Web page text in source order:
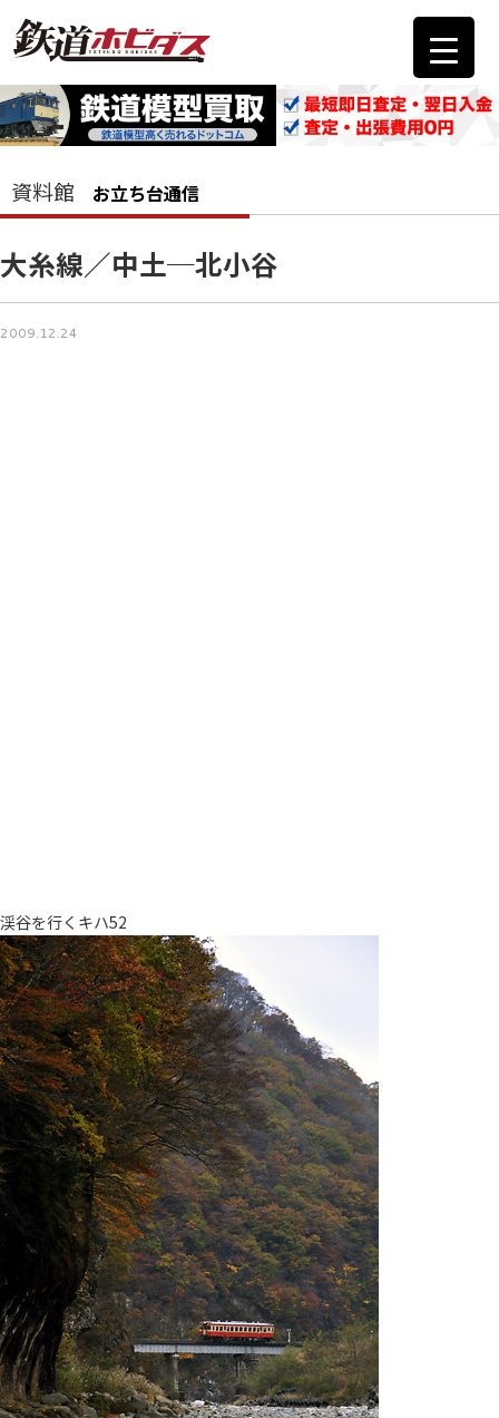
資料館 お立ち台通信
大糸線／中土─北小谷
2009.12.24
渓谷を行くキハ52